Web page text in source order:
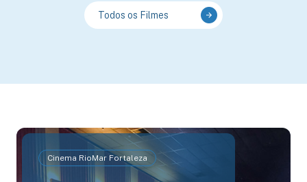
Todos os Filmes
Cinema RioMar Fortaleza